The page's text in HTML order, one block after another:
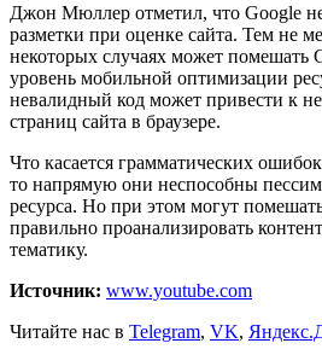
Джон Мюллер отметил, что Google
разметки при оценке сайта. Тем не
некоторых случаях может помешать
уровень мобильной оптимизации
невалидный код может привести к
страниц сайта в браузере.
Что касается грамматических
то напрямую они неспособны
ресурса. Но при этом могут
правильно проанализировать
тематику.
Источник: www.youtube.com
Читайте нас в Telegram, VK,